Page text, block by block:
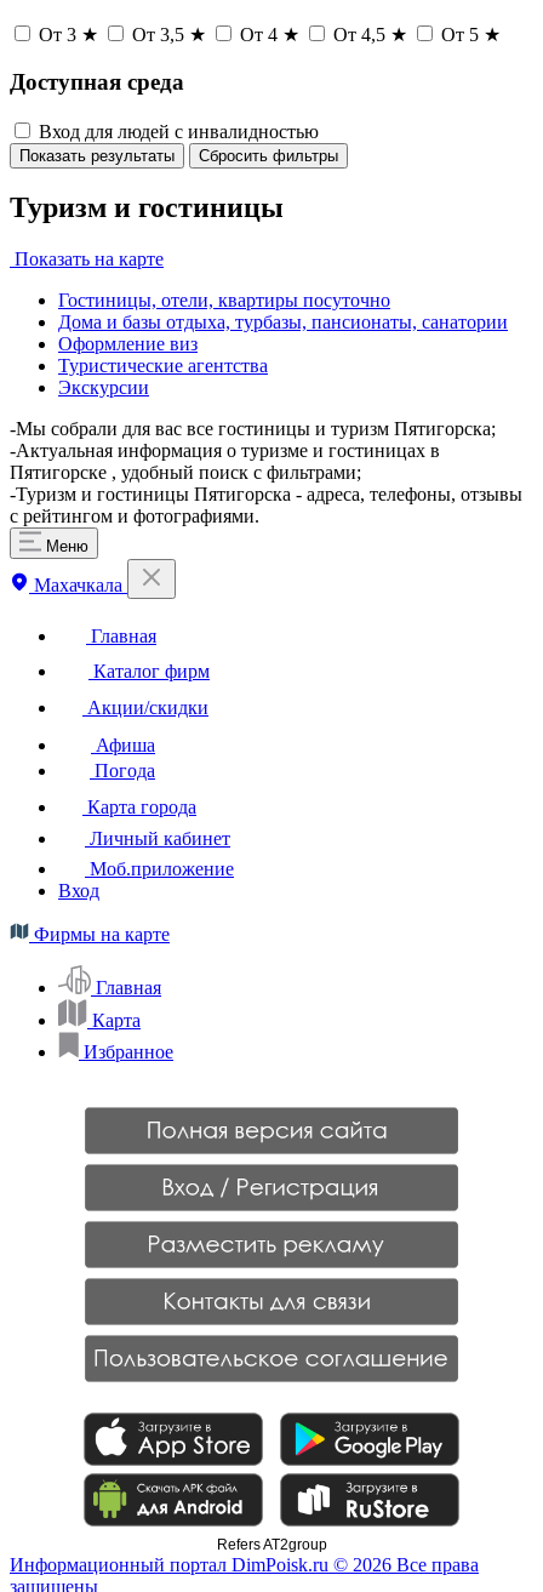
От 3 ★ От 3,5 ★ От 4 ★ От 4,5 ★ От 5 ★
Доступная среда
Вход для людей с инвалидностью
Показать результаты Сбросить фильтры
Туризм и гостиницы
Показать на карте
Гостиницы, отели, квартиры посуточно
Дома и базы отдыха, турбазы, пансионаты, санатории
Оформление виз
Туристические агентства
Экскурсии
-Мы собрали для вас все гостиницы и туризм Пятигорска;
-Актуальная информация о туризме и гостиницах в
Пятигорске , удобный поиск с фильтрами;
-Туризм и гостиницы Пятигорска - адреса, телефоны, отзывы
с рейтингом и фотографиями.
Меню
Махачкала
Главная
Каталог фирм
Акции/скидки
Афиша
Погода
Карта города
Личный кабинет
Моб.приложение
Вход
Фирмы на карте
Главная
Карта
Избранное
Refers AT2group
Информационный портал DimPoisk.ru © 2026 Все права
защищены